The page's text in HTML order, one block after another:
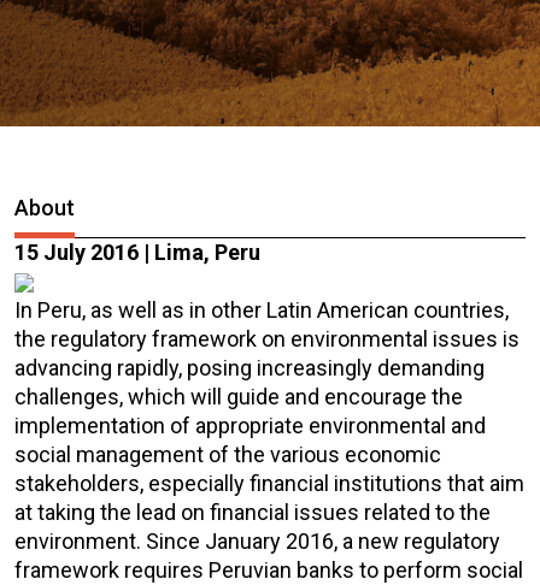
About
15 July 2016 | Lima, Peru
In Peru, as well as in other Latin American countries,
the regulatory framework on environmental issues is
advancing rapidly, posing increasingly demanding
challenges, which will guide and encourage the
implementation of appropriate environmental and
social management of the various economic
stakeholders, especially financial institutions that aim
at taking the lead on financial issues related to the
environment. Since January 2016, a new regulatory
framework requires Peruvian banks to perform social